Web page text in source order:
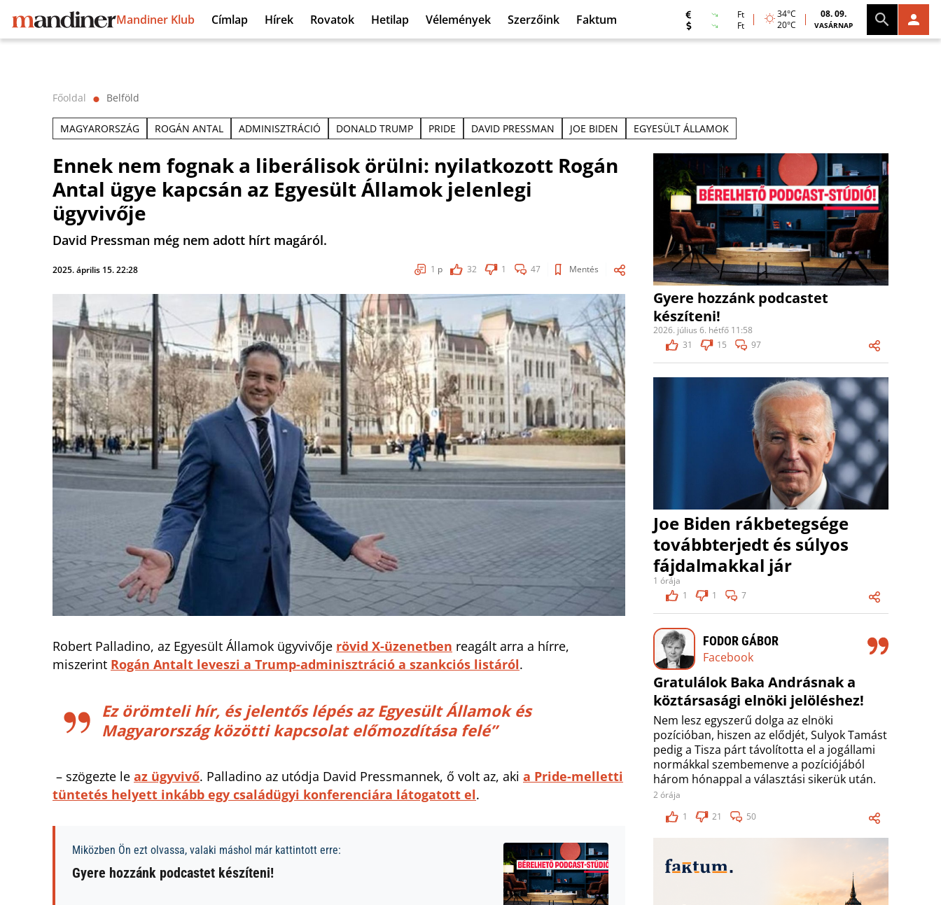
Mandiner Klub Címlap Hírek Rovatok Hetilap Vélemények Szerzőink Faktum
Ft
Ft
34°C
20°C
08. 09.
VASÁRNAP
Főoldal ⬤ Belföld
MAGYARORSZÁG ROGÁN ANTAL ADMINISZTRÁCIÓ DONALD TRUMP PRIDE DAVID PRESSMAN JOE BIDEN EGYESÜLT ÁLLAMOK
Ennek nem fognak a liberálisok örülni: nyilatkozott Rogán
Antal ügye kapcsán az Egyesült Államok jelenlegi
ügyvivője
David Pressman még nem adott hírt magáról.
2025. április 15. 22:28 1 p 32 1 47 Mentés
Robert Palladino, az Egyesült Államok ügyvivője rövid X-üzenetben reagált arra a hírre,
miszerint Rogán Antalt leveszi a Trump-adminisztráció a szankciós listáról.
Ez örömteli hír, és jelentős lépés az Egyesült Államok és
Magyarország közötti kapcsolat előmozdítása felé”
– szögezte le az ügyvivő. Palladino az utódja David Pressmannek, ő volt az, aki a Pride-melletti
tüntetés helyett inkább egy családügyi konferenciára látogatott el.
Miközben Ön ezt olvassa, valaki máshol már kattintott erre:
Gyere hozzánk podcastet készíteni!
Gyere hozzánk podcastet
készíteni!
2026. július 6. hétfő 11:58
31
15 97
Joe Biden rákbetegsége
továbbterjedt és súlyos
fájdalmakkal jár
1 órája
1
1 7
FODOR GÁBOR
Facebook
Gratulálok Baka Andrásnak a
köztársasági elnöki jelöléshez!
Nem lesz egyszerű dolga az elnöki
pozícióban, hiszen az elődjét, Sulyok Tamást
pedig a Tisza párt távolította el a jogállami
normákkal szembemenve a pozíciójából
három hónappal a választási sikerük után.
2 órája
1
21 50